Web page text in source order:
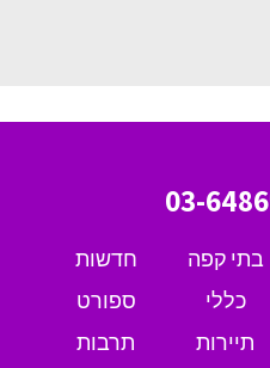
בתי קפה
חדשות
כללי
ספורט
תיירות תרבות